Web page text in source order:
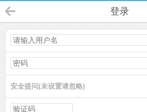
登录
安全提问(未设置请忽略)